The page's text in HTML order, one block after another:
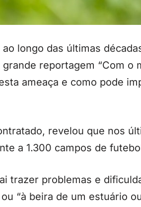
longo das últimas
reportagem “Com o
ameaça e como pode
revelou que nos
a 1.300 campos de
trazer problemas e
“à beira de um estuário